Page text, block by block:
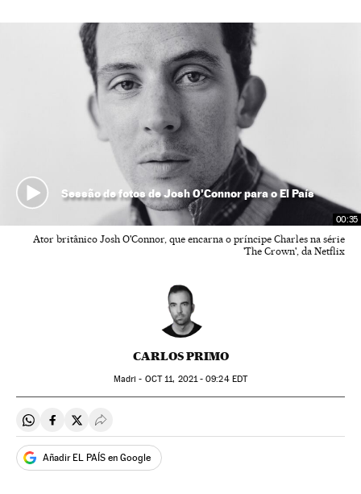
00:35
Sessão de fotos de Josh O'Connor para o El País
Ator britânico Josh O'Connor, que encarna o príncipe Charles na série
'The Crown', da Netflix
CARLOS PRIMO
Madri - OCT11, 2021 - 09:24EDT
Compartir en Whatsapp
Compartir en Facebook
Compartir en Twitter
Desplegar Redes Sociales
Añadir EL PAÍS en Google